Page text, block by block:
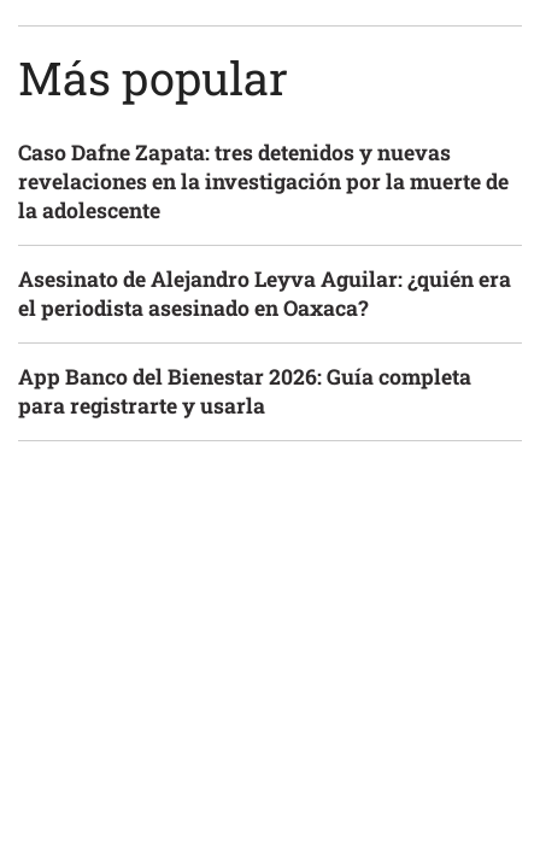
Más popular
Caso Dafne Zapata: tres detenidos y nuevas
revelaciones en la investigación por la muerte de
la adolescente
Asesinato de Alejandro Leyva Aguilar: ¿quién era
el periodista asesinado en Oaxaca?
App Banco del Bienestar 2026: Guía completa
para registrarte y usarla